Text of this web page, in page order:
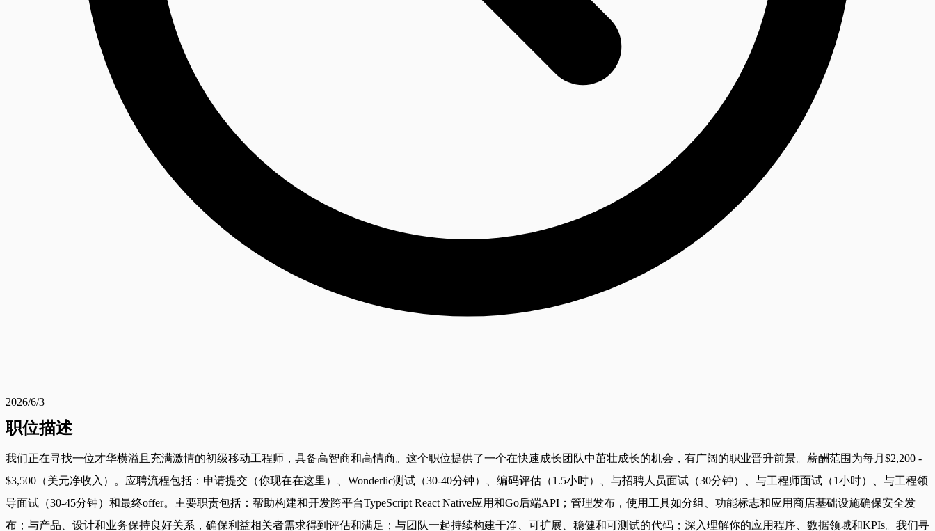
2026/6/3
职位描述
我们正在寻找一位才华横溢且充满激情的初级移动工程师，具备高智商和高情商。这个职位提供了一个在快速成长团队中茁壮成长的机会，有广阔的职业晋升前景。薪酬范围为每月$2,200 -
$3,500（美元净收入）。应聘流程包括：申请提交（你现在在这里）、Wonderlic测试（30-40分钟）、编码评估（1.5小时）、与招聘人员面试（30分钟）、与工程师面试（1小时）、与工程领
导面试（30-45分钟）和最终offer。主要职责包括：帮助构建和开发跨平台TypeScript React Native应用和Go后端API；管理发布，使用工具如分组、功能标志和应用商店基础设施确保安全发
布；与产品、设计和业务保持良好关系，确保利益相关者需求得到评估和满足；与团队一起持续构建干净、可扩展、稳健和可测试的代码；深入理解你的应用程序、数据领域和KPIs。我们寻